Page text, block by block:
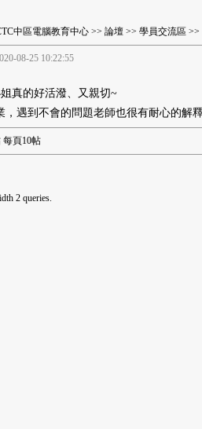
中區電腦教育中心 >> 論壇 >> 學員交流區 >>
08-25 10:22:55
真的好活潑、又親切~
，遇到不會的問題老師也很有耐心的解
每頁10帖
2 queries.